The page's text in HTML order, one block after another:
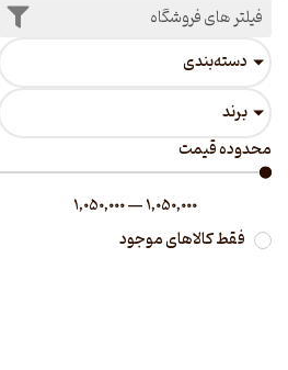
فیلتر های فروشگاه
دسته‎‌بندی
برند
محدوده قیمت
1,050,000
—
1,050,000
فقط کالاهای موجود